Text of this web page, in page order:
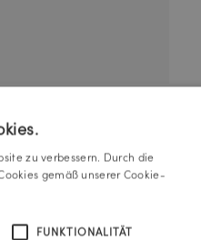
zu verbessern. Durch die
gemäß unserer Cookie-
FUNKTIONALITÄT